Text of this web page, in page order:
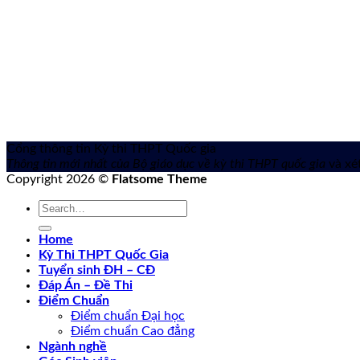
Cổng thông tin Kỳ thi THPT Quốc gia
Thông tin mới nhất của Bộ giáo dục về kỳ thi THPT quốc gia và
Copyright 2026 © Flatsome Theme
Home
Kỳ Thi THPT Quốc Gia
Tuyển sinh ĐH – CĐ
Đáp Án – Đề Thi
Điểm Chuẩn
Điểm chuẩn Đại học
Điểm chuẩn Cao đẳng
Ngành nghề